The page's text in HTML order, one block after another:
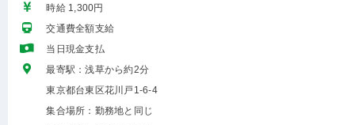
時給 1,300円
交通費全額支給
当日現金支払
最寄駅：浅草から約2分
東京都台東区花川戸1-6-4
集合場所：勤務地と同じ